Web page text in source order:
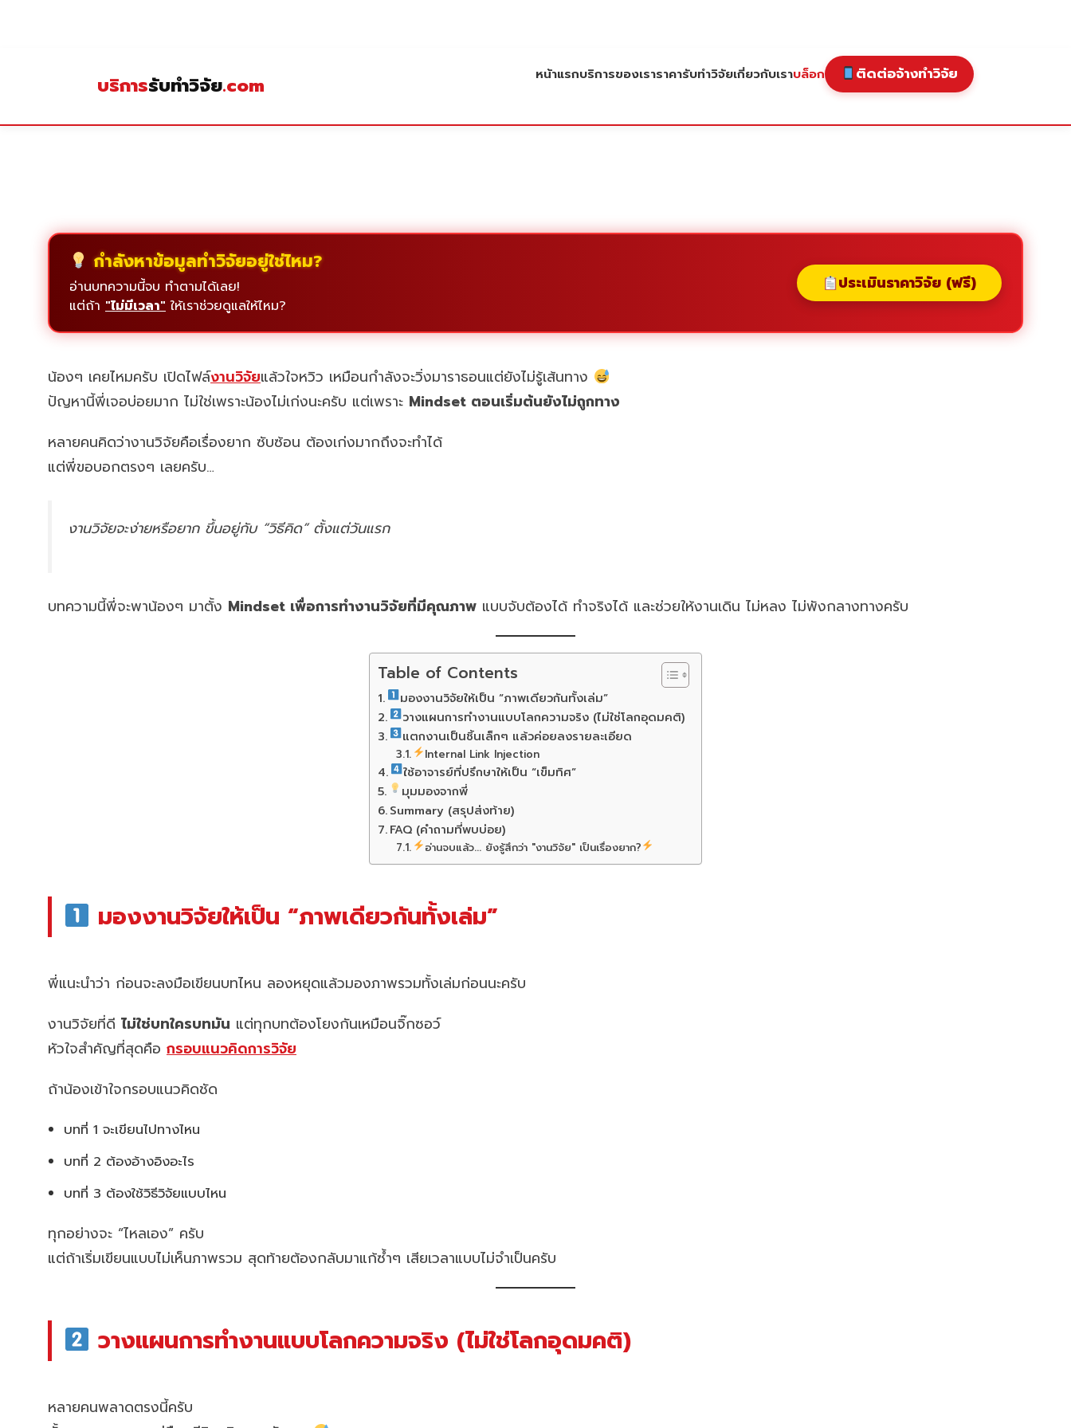
บริการรับทำวิจัย.com หน้าแรกบริการของเราราคารับทำวิจัยเกี่ยวกับเราบล็อก ติดต่อจ้างทำวิจัย
กำลังหาข้อมูลทำวิจัยอยู่ใช่ไหม?
อ่านบทความนี้จบ ทำตามได้เลย!
แต่ถ้า "ไม่มีเวลา" ให้เราช่วยดูแลให้ไหม?
ประเมินราคาวิจัย (ฟรี)
น้องๆ เคยไหมครับ เปิดไฟล์งานวิจัยแล้วใจหวิว เหมือนกำลังจะวิ่งมาราธอนแต่ยังไม่รู้เส้นทาง
ปัญหานี้พี่เจอบ่อยมาก ไม่ใช่เพราะน้องไม่เก่งนะครับ แต่เพราะ Mindset ตอนเริ่มต้นยังไม่ถูกทาง
หลายคนคิดว่างานวิจัยคือเรื่องยาก ซับซ้อน ต้องเก่งมากถึงจะทำได้
แต่พี่ขอบอกตรงๆ เลยครับ…
งานวิจัยจะง่ายหรือยาก ขึ้นอยู่กับ “วิธีคิด” ตั้งแต่วันแรก
บทความนี้พี่จะพาน้องๆ มาตั้ง Mindset เพื่อการทำงานวิจัยที่มีคุณภาพ แบบจับต้องได้ ทำจริงได้ และช่วยให้งานเดิน ไม่หลง ไม่พังกลางทางครับ
Table of Contents
มองงานวิจัยให้เป็น “ภาพเดียวกันทั้งเล่ม”
วางแผนการทำงานแบบโลกความจริง (ไม่ใช่โลกอุดมคติ)
แตกงานเป็นชิ้นเล็กๆ แล้วค่อยลงรายละเอียด
Internal Link Injection
ใช้อาจารย์ที่ปรึกษาให้เป็น “เข็มทิศ”
มุมมองจากพี่
Summary (สรุปส่งท้าย)
FAQ (คำถามที่พบบ่อย)
อ่านจบแล้ว... ยังรู้สึกว่า "งานวิจัย" เป็นเรื่องยาก?
มองงานวิจัยให้เป็น “ภาพเดียวกันทั้งเล่ม”
พี่แนะนำว่า ก่อนจะลงมือเขียนบทไหน ลองหยุดแล้วมองภาพรวมทั้งเล่มก่อนนะครับ
งานวิจัยที่ดี ไม่ใช่บทใครบทมัน แต่ทุกบทต้องโยงกันเหมือนจิ๊กซอว์
หัวใจสำคัญที่สุดคือ กรอบแนวคิดการวิจัย
ถ้าน้องเข้าใจกรอบแนวคิดชัด
บทที่ 1 จะเขียนไปทางไหน
บทที่ 2 ต้องอ้างอิงอะไร
บทที่ 3 ต้องใช้วิธีวิจัยแบบไหน
ทุกอย่างจะ “ไหลเอง” ครับ
แต่ถ้าเริ่มเขียนแบบไม่เห็นภาพรวม สุดท้ายต้องกลับมาแก้ซ้ำๆ เสียเวลาแบบไม่จำเป็นครับ
วางแผนการทำงานแบบโลกความจริง (ไม่ใช่โลกอุดมคติ)
หลายคนพลาดตรงนี้ครับ